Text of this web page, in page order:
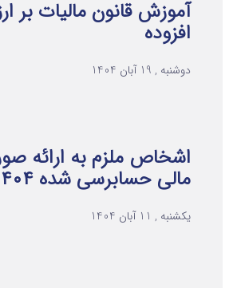
آموزش قانون مالیات بر
افزوده
دوشنبه , 19 آبان 1404
اشخاص ملزم به ارائه
مالی حسابرسی شده ۱۴۰۴
یکشنبه , 11 آبان 1404